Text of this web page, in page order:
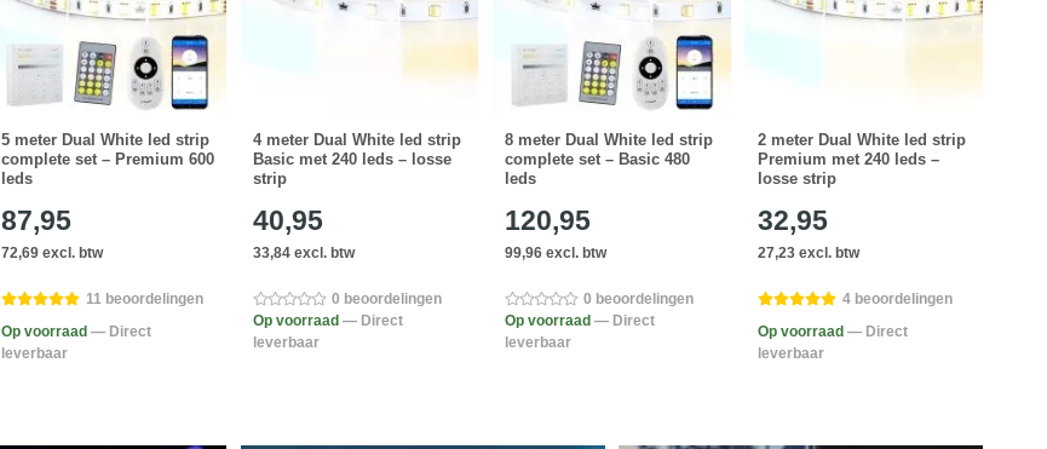
5 meter Dual White led strip
complete set – Premium 600
leds
87,95
72,69 excl. btw
11 beoordelingen
Op voorraad — Direct
leverbaar
4 meter Dual White led strip
Basic met 240 leds – losse
strip
40,95
33,84 excl. btw
0 beoordelingen
Op voorraad — Direct
leverbaar
8 meter Dual White led strip
complete set – Basic 480
leds
120,95
99,96 excl. btw
0 beoordelingen
Op voorraad — Direct
leverbaar
2 meter Dual White led strip
Premium met 240 leds –
losse strip
32,95
27,23 excl. btw
4 beoordelingen
Op voorraad — Direct
leverbaar